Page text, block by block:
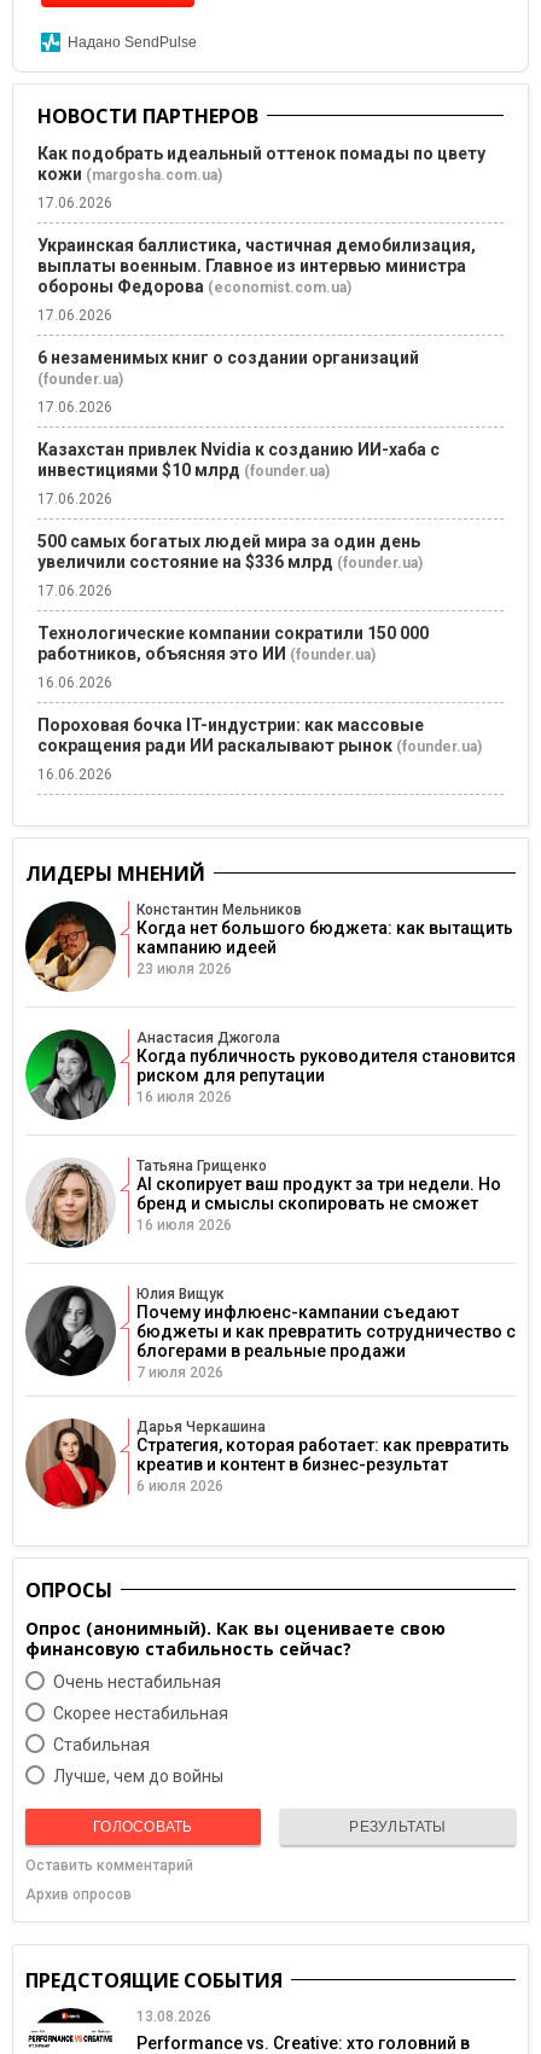
Надано SendPulse
НОВОСТИ ПАРТНЕРОВ
Как подобрать идеальный оттенок помады по цвету
кожи (margosha.com.ua)
17.06.2026
Украинская баллистика, частичная демобилизация,
выплаты военным. Главное из интервью министра
обороны Федорова (economist.com.ua)
17.06.2026
6 незаменимых книг о создании организаций
(founder.ua)
17.06.2026
Казахстан привлек Nvidia к созданию ИИ-хаба с
инвестициями $10 млрд (founder.ua)
17.06.2026
500 самых богатых людей мира за один день
увеличили состояние на $336 млрд (founder.ua)
17.06.2026
Технологические компании сократили 150 000
работников, объясняя это ИИ (founder.ua)
16.06.2026
Пороховая бочка IT-индустрии: как массовые
сокращения ради ИИ раскалывают рынок (founder.ua)
16.06.2026
ЛИДЕРЫ МНЕНИЙ
Константин Мельников
Когда нет большого бюджета: как вытащить
кампанию идеей
23 июля 2026
Анастасия Джогола
Когда публичность руководителя становится
риском для репутации
16 июля 2026
Татьяна Грищенко
AI скопирует ваш продукт за три недели. Но
бренд и смыслы скопировать не сможет
16 июля 2026
Юлия Вищук
Почему инфлюенс-кампании съедают
бюджеты и как превратить сотрудничество с
блогерами в реальные продажи
7 июля 2026
Дарья Черкашина
Стратегия, которая работает: как превратить
креатив и контент в бизнес-результат
6 июля 2026
ОПРОСЫ
Опрос (анонимный). Как вы оцениваете свою
финансовую стабильность сейчас?
Очень нестабильная
Скорее нестабильная
Cтабильная
Лучше, чем до войны
ГОЛОСОВАТЬ РЕЗУЛЬТАТЫ
Оставить комментарий
Архив опросов
ПРЕДСТОЯЩИЕ СОБЫТИЯ
13.08.2026
Performance vs. Creative: хто головний в